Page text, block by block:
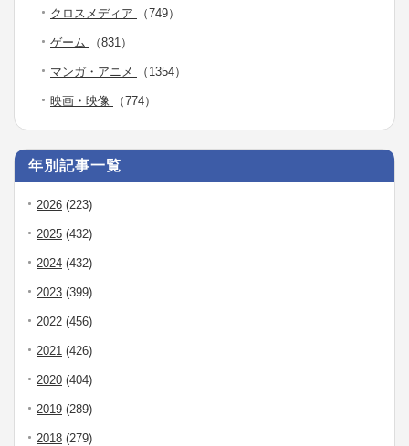
クロスメディア （749）
ゲーム （831）
マンガ・アニメ （1354）
映画・映像 （774）
年別記事一覧
2026 (223)
2025 (432)
2024 (432)
2023 (399)
2022 (456)
2021 (426)
2020 (404)
2019 (289)
2018 (279)